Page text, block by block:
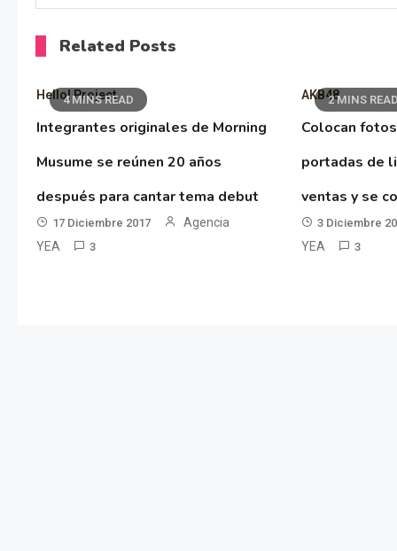
Related Posts
4 MINS READ
Hello! Project
Integrantes originales de Morning
Musume se reúnen 20 años
después para cantar tema debut
17 Diciembre 2017
Agencia
YEA
3
2 MINS READ
AKB48
Colocan
portadas de
ventas y se
3 Diciembre
YEA
3